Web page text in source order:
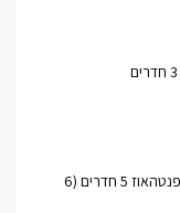
למכירה ברחוב נחל דן מיני פנטהאוז 5 חדרים (6